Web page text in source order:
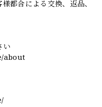
都合による交換、返品、
い
about